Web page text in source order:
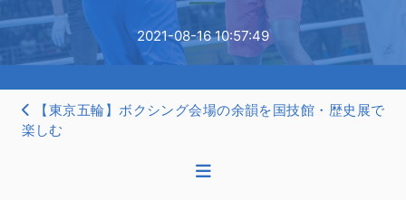
2021-08-16 10:57:49
【東京五輪】ボクシング会場の余韻を国技館・歴史展で
楽しむ